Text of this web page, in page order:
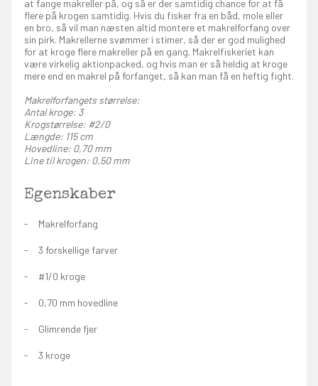
at fange makreller på, og så er der samtidig chance for at få
flere på krogen samtidig. Hvis du fisker fra en båd, mole eller
en bro, så vil man næsten altid montere et makrelforfang over
sin pirk. Makrellerne svømmer i stimer, så der er god mulighed
for at kroge flere makreller på en gang. Makrelfiskeriet kan
være virkelig aktionpacked, og hvis man er så heldig at kroge
mere end en makrel på forfanget, så kan man få en heftig fight.
Makrelforfangets størrelse:
Antal kroge: 3
Krogstørrelse: #2/0
Længde: 115 cm
Hovedline: 0,70 mm
Line til krogen: 0,50 mm
Egenskaber
Makrelforfang
3 forskellige farver
#1/0 kroge
0,70 mm hovedline
Glimrende fjer
3 kroge